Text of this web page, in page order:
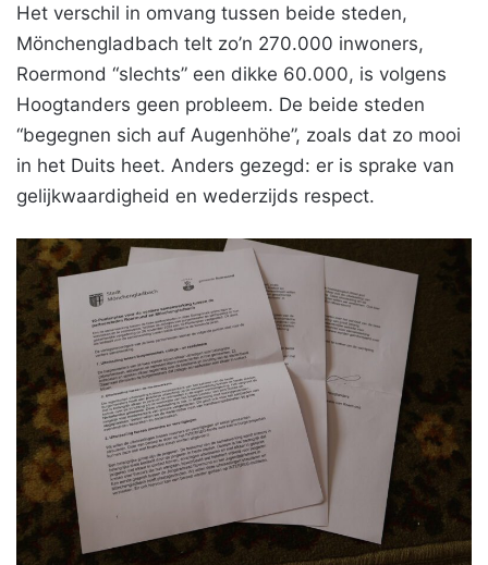
Het verschil in omvang tussen beide steden,
Mönchengladbach telt zo’n 270.000 inwoners,
Roermond “slechts” een dikke 60.000, is volgens
Hoogtanders geen probleem. De beide steden
“begegnen sich auf Augenhöhe”, zoals dat zo mooi
in het Duits heet. Anders gezegd: er is sprake van
gelijkwaardigheid en wederzijds respect.